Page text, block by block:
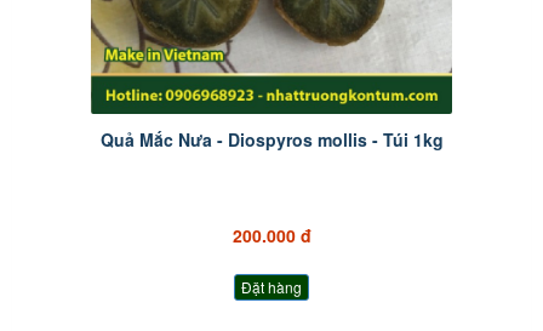
Quả Mắc Nưa - Diospyros mollis - Túi 1kg
200.000 đ
Đặt hàng